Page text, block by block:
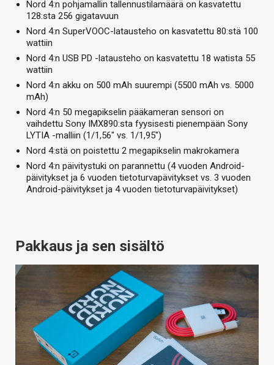
Nord 4:n pohjamallin tallennustilamäärä on kasvatettu
128:sta 256 gigatavuun
Nord 4:n SuperVOOC-latausteho on kasvatettu 80:stä 100
wattiin
Nord 4:n USB PD -latausteho on kasvatettu 18 watista 55
wattiin
Nord 4:n akku on 500 mAh suurempi (5500 mAh vs. 5000
mAh)
Nord 4:n 50 megapikselin pääkameran sensori on
vaihdettu Sony IMX890:sta fyysisesti pienempään Sony
LYTIA -malliin (1/1,56″ vs. 1/1,95″)
Nord 4:stä on poistettu 2 megapikselin makrokamera
Nord 4:n päivitystuki on parannettu (4 vuoden Android-
päivitykset ja 6 vuoden tietoturvapävitykset vs. 3 vuoden
Android-päivitykset ja 4 vuoden tietoturvapäivitykset)
Pakkaus ja sen sisältö